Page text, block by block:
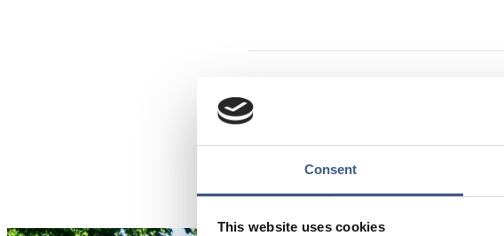
Consent
This website uses cookies
PUBLICERAD